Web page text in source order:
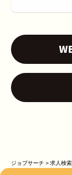
ジョブサーチ >求人検索